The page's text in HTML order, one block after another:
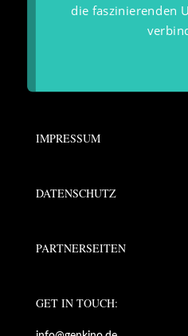
die faszinierenden
IMPRESSUM
DATENSCHUTZ
PARTNERSEITEN
GET IN TOUCH: